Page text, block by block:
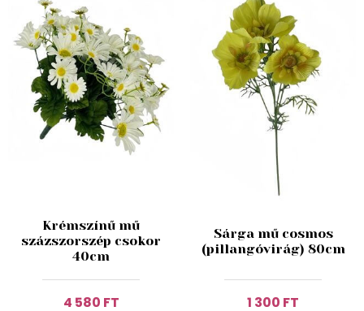
Krémszínű mű
százszorszép csokor
40cm
4 580 FT
Sárga mű cosmos
(pillangóvirág) 80cm
1 300 FT